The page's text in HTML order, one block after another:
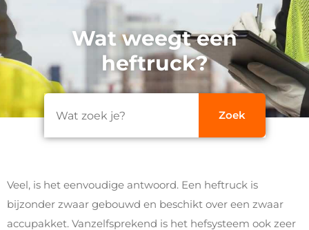
Wat weegt een
heftruck?
Veel, is het eenvoudige antwoord. Een heftruck is
bijzonder zwaar gebouwd en beschikt over een zwaar
accupakket. Vanzelfsprekend is het hefsysteem ook zeer